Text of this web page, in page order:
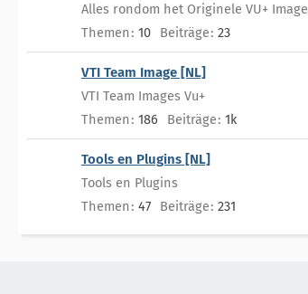
Alles rondom het Originele VU+ Image
Themen 10 Beiträge 23
VTI Team Image [NL]
VTI Team Images Vu+
Themen 186 Beiträge 1k
Tools en Plugins [NL]
Tools en Plugins
Themen 47 Beiträge 231